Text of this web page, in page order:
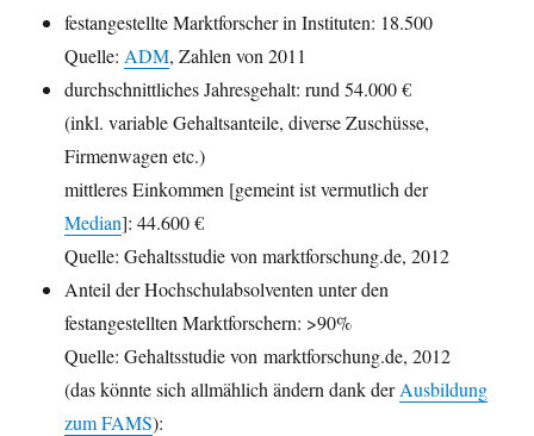
festangestellte Marktforscher in Instituten: 18.500
Quelle: ADM, Zahlen von 2011
durchschnittliches Jahresgehalt: rund 54.000 €
(inkl. variable Gehaltsanteile, diverse Zuschüsse,
Firmenwagen etc.)
mittleres Einkommen [gemeint ist vermutlich der
Median]: 44.600 €
Quelle: Gehaltsstudie von marktforschung.de, 2012
Anteil der Hochschulabsolventen unter den
festangestellten Marktforschern: >90%
Quelle: Gehaltsstudie von marktforschung.de, 2012
(das könnte sich allmählich ändern dank derAusbildung
zum FAMS):